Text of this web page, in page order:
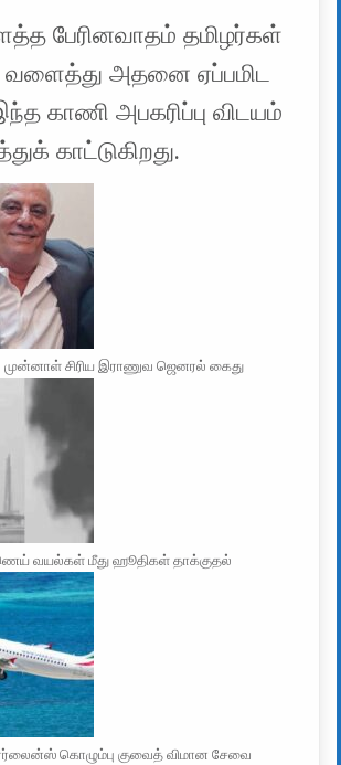
பேரினவாதம் தமிழர்கள்
அதனை ஏப்பமிட
காணி அபகரிப்பு விடயம்
காட்டுகிறது.
சிரிய இராணுவ ஜெனரல் கைது
வயல்கள் மீது ஹூதிகள் தாக்குதல்
கொழும்பு குவைத் விமான சேவை